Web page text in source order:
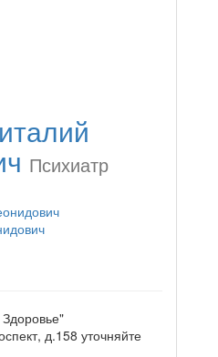
Психиатр
д.158 уточняйте